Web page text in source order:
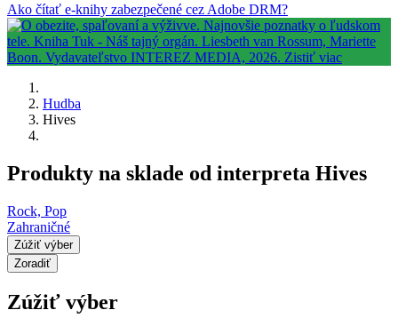
Ako čítať e-knihy zabezpečené cez Adobe DRM?
Hudba
Hives
Produkty na sklade od interpreta Hives
Rock, Pop
Zahraničné
Zúžiť výber
Zoradiť
Zúžiť výber